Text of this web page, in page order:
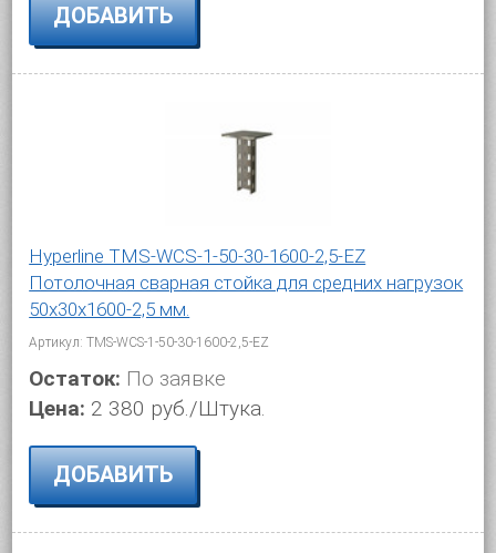
ДОБАВИТЬ
Hyperline TMS-WCS-1-50-30-1600-2,5-EZ
Потолочная сварная стойка для средних нагрузок
50х30х1600-2,5 мм.
Артикул: TMS-WCS-1-50-30-1600-2,5-EZ
Остаток: По заявке
Цена: 2 380 руб./Штука.
ДОБАВИТЬ